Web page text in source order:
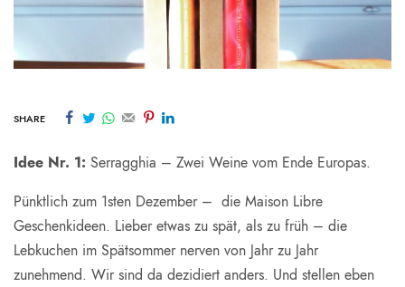
SHARE
Idee Nr. 1: Serragghia – Zwei Weine vom Ende Europas.
Pünktlich zum 1sten Dezember – die Maison Libre
Geschenkideen. Lieber etwas zu spät, als zu früh – die
Lebkuchen im Spätsommer nerven von Jahr zu Jahr
zunehmend. Wir sind da dezidiert anders. Und stellen eben